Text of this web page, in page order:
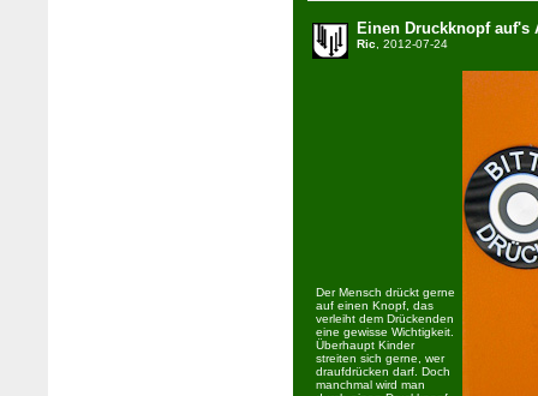
Einen Druckknopf auf's
Ric, 2012-07-24
Der Mensch drückt gerne
auf einen Knopf, das
verleiht dem Drückenden
eine gewisse Wichtigkeit.
Überhaupt Kinder
streiten sich gerne, wer
draufdrücken darf. Doch
manchmal wird man